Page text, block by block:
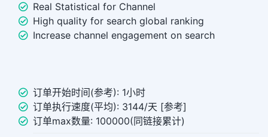
Real Statistical for Channel
High quality for search global ranking
Increase channel engagement on search
订单开始时间(参考): 1小时
订单执行速度(平均): 3144/天 [参考]
订单max数量: 100000(同链接累计)